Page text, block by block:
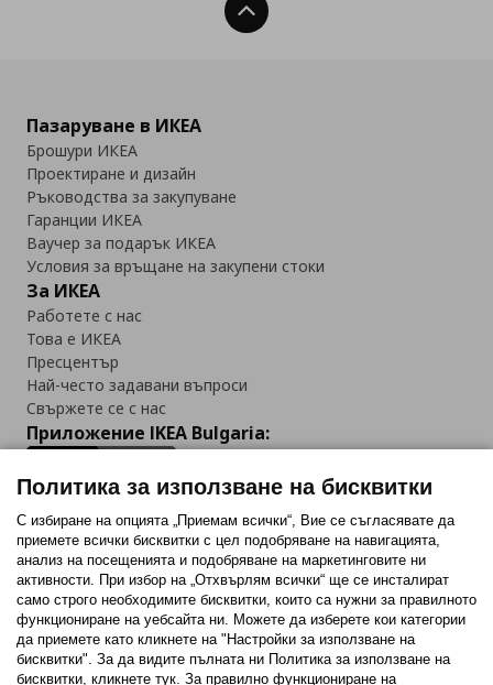
Нагоре
Пазаруване в ИКЕА
Брошури ИКЕА
Проектиране и дизайн
Ръководства за закупуване
Гаранции ИКЕА
Ваучер за подарък ИКЕА
Условия за връщане на закупени стоки
За ИКЕА
Работете с нас
Това е ИКЕА
Пресцентър
Най-често задавани въпроси
Свържете се с нас
Приложение IKEA Bulgaria:
Последвайте ни:
FacebookTwitterYoutubePinterestInstagram
Политика за използване на бисквитки
С избиране на опцията „Приемам всички“, Вие се съгласявате да
приемете всички бисквитки с цел подобряване на навигацията,
анализ на посещенията и подобряване на маркетинговите ни
активности. При избор на „Отхвърлям всички“ ще се инсталират
само строго необходимитe бисквитки, които са нужни за правилното
функциониране на уебсайта ни. Можете да изберете кои категории
да приемете като кликнете на "Настройки за използване на
бисквитки". За да видите пълната ни Политика за използване на
бисквитки, кликнете тук. За правилно функциониране на